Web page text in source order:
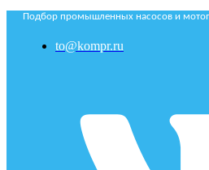
Подбор промышленных насосов и
to@kompr.ru